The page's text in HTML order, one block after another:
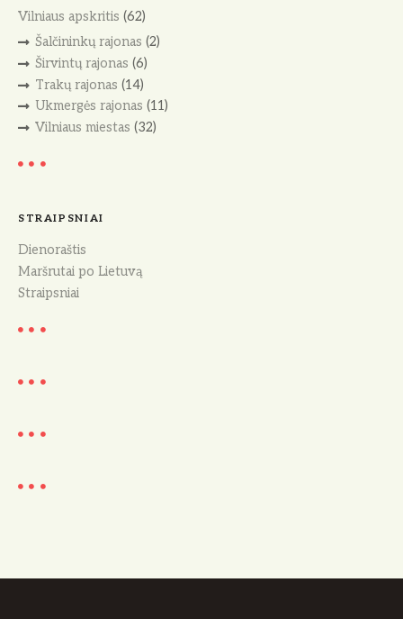
Vilniaus apskritis (62)
Šalčininkų rajonas (2)
Širvintų rajonas (6)
Trakų rajonas (14)
Ukmergės rajonas (11)
Vilniaus miestas (32)
STRAIPSNIAI
Dienoraštis
Maršrutai po Lietuvą
Straipsniai